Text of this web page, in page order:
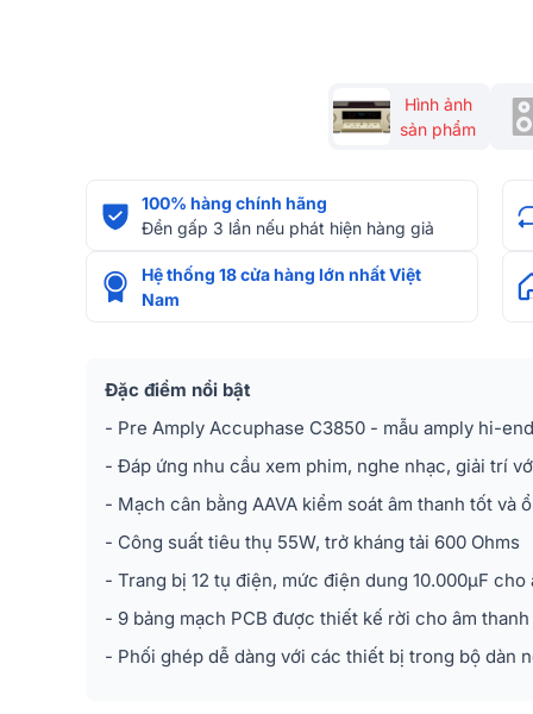
Hình ảnh
sản phẩm
100% hàng chính hãng
Đền gấp 3 lần nếu phát hiện hàng giả
Hệ thống 18 cửa hàng lớn nhất Việt
Nam
Đặc điểm nổi bật
- Pre Amply Accuphase C3850 - mẫu amply hi-
- Đáp ứng nhu cầu xem phim, nghe nhạc, giải trí
- Mạch cân bằng AAVA kiểm soát âm thanh tốt và
- Công suất tiêu thụ 55W, trở kháng tải 600 Ohms
- Trang bị 12 tụ điện, mức điện dung 10.000µF
- 9 bảng mạch PCB được thiết kế rời cho âm
- Phối ghép dễ dàng với các thiết bị trong bộ dàn